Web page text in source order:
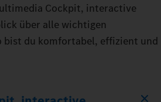
Cockpit, interactive
über alle wichtigen
bist du komfortabel, effizient und